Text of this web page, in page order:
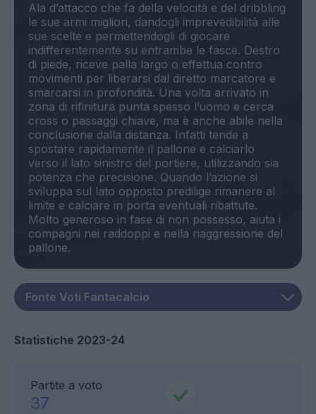
Ala d’attacco che fa della velocità e del dribbling
le sue armi migliori, dandogli imprevedibilità alle
sue scelte e permettendogli di giocare
indifferentemente su entrambe le fasce. Destro
di piede, riceve palla largo o effettua contro
movimenti per liberarsi dal diretto marcatore e
smarcarsi in profondità. Una volta arrivato in
zona di rifinitura punta spesso l’uomo e cerca
cross o passaggi chiave, ma è anche abile nella
conclusione dalla distanza. Infatti tende a
spostare rapidamente il pallone e calciarlo
verso il lato sinistro del portiere, utilizzando sia
potenza che precisione. Quando l’azione si
sviluppa sul lato opposto predilige rimanere al
limite e calciare in porta eventuali ribattute.
Molto generoso in fase di non possesso, aiuta i
compagni nei raddoppi e nella riaggressione del
Statistiche 2023-24
Partite a voto
37